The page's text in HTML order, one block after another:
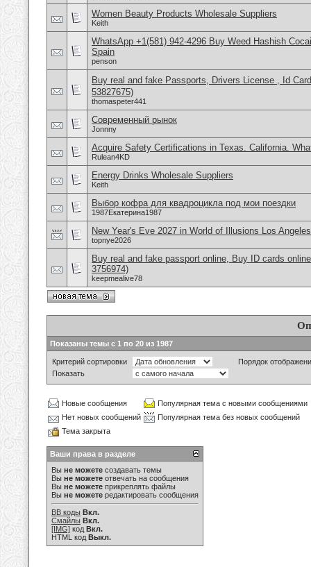
Women Beauty Products Wholesale Suppliers
Keith
WhatsApp +1(581) 942-4296 Buy Weed Hashish
Spain
penson
Buy real and fake Passports, Drivers License , Id
53827675)
thomaspeter441
Современный рынок
Jonnny
Acquire Safety Certifications in Texas. California.
Rulean4KD
Energy Drinks Wholesale Suppliers
Keith
Выбор кофра для квадроцикла под мои поездки
1987Екатерина1987
New Year's Eve 2027 in World of Illusions Los
topnye2026
Buy real and fake passport online, Buy ID cards
3756974)
keepmealive78
Показаны темы с 1 по 20 из 1987
Критерий сортировки
Порядок
Показать
Новые сообщения
Популярная тема с новыми сообщениями
Нет новых сообщений
Популярная тема без новых сообщений
Тема закрыта
Ваши права в разделе
Вы не можете создавать темы
Вы не можете отвечать на сообщения
Вы не можете прикреплять файлы
Вы не можете редактировать сообщения
BB коды Вкл.
Смайлы Вкл.
[IMG] код Вкл.
HTML код Выкл.